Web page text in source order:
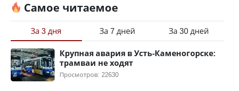
Самое читаемое
За 3 дня За 7 дней За 30 дней
Крупная авария в Усть-Каменогорске:
трамваи не ходят
Просмотров: 22630